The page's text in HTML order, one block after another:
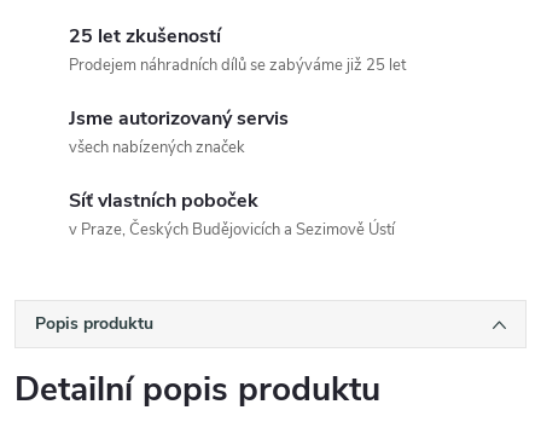
25 let zkušeností
Prodejem náhradních dílů se zabýváme již 25 let
Jsme autorizovaný servis
všech nabízených značek
Síť vlastních poboček
v Praze, Českých Budějovicích a Sezimově Ústí
Popis produktu
Detailní popis produktu